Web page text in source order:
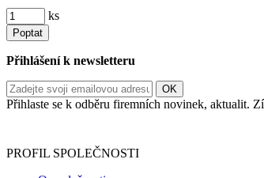
ks
Poptat
Přihlášení k newsletteru
Přihlaste se k odběru firemních novinek, aktualit.
PROFIL SPOLEČNOSTI